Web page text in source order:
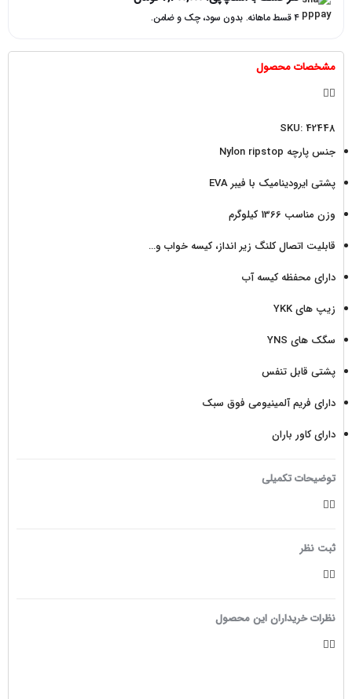
۴ قسط ماهانه. بدون سود، چک و ضامن.
مشخصات محصول
SKU: 42448
جنس پارچه Nylon ripstop
پشتی ایرودینامیک با فیبر EVA
وزن مناسب 1366 کیلوگرم
قابلیت اتصال کلنگ زیر انداز، کیسه خواب و…
دارای محفظه کیسه آب
زیپ های YKK
سگک های YNS
پشتی قابل تنفس
دارای فریم آلمینیومی فوق سبک
دارای کاور باران
توضیحات تکمیلی
ثبت نظر
نظرات خریداران این محصول